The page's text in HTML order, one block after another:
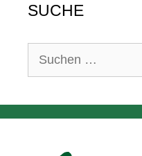
SUCHE
Suchen